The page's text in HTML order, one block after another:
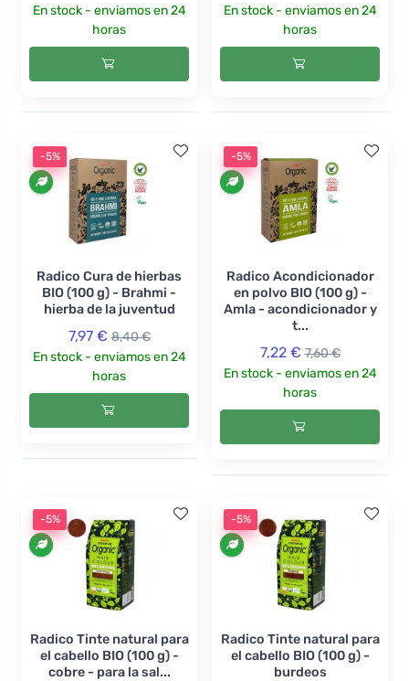
En stock - enviamos en 24
horas
En stock - enviamos en 24
horas
-5%
Radico Cura de hierbas
BIO (100 g) - Brahmi -
hierba de la juventud
7,97 € 8,40 €
En stock - enviamos en 24
horas
-5%
Radico Acondicionador
en polvo BIO (100 g) -
Amla - acondicionador y
t...
7,22 € 7,60 €
En stock - enviamos en 24
horas
-5%
Radico Tinte natural para
el cabello BIO (100 g) -
cobre - para la sal...
-5%
Radico Tinte natural para
el cabello BIO (100 g) -
burdeos